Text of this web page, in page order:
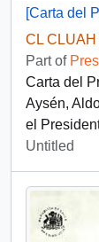
CL
Part of
Carta del
Aysén,
el
Untitled